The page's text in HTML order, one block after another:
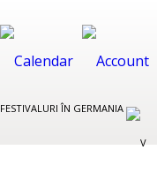
FESTIVALURI ÎN GERMANIA